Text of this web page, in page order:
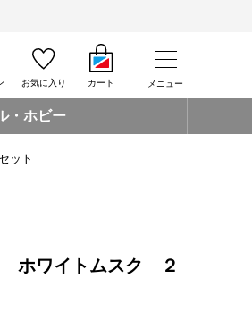
お気に入り カート メニュー
・ホビー
ット
ホワイトムスク ２